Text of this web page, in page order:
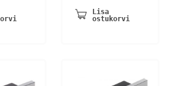
Lisa
ostukorvi